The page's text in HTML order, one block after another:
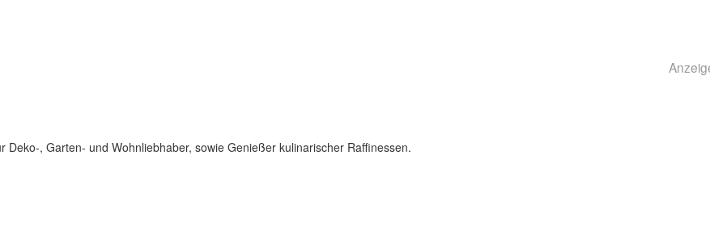
, Garten- und Wohnliebhaber, sowie Genießer kulinarischer Raffinessen.